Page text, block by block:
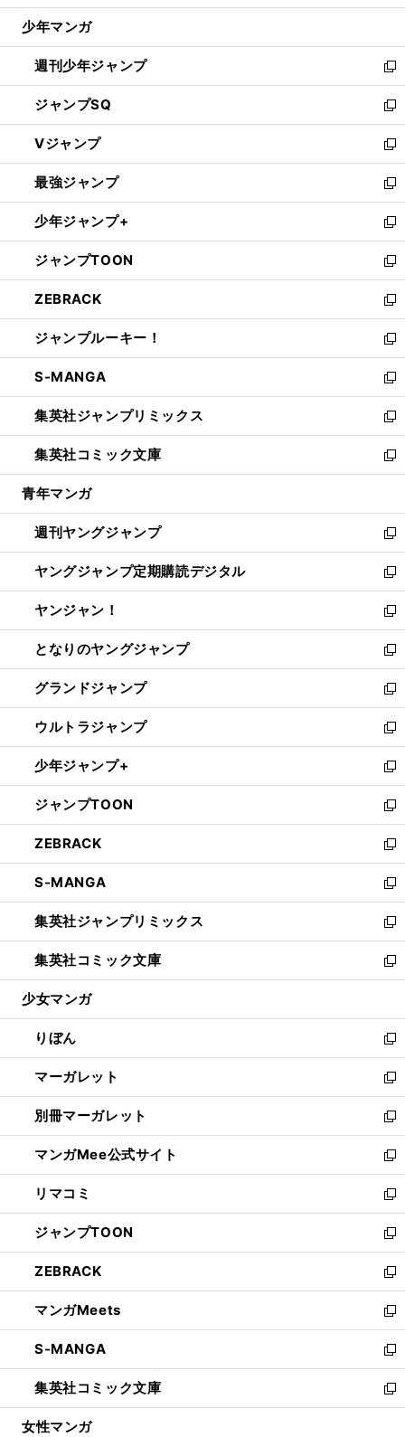
ウ
開
く
少年マンガ
週刊少年ジャンプ
新
し
い
ウ
ィ
ン
ド
ウ
で
開
く
ジャンプSQ
新
し
い
ウ
ィ
ン
ド
ウ
で
開
く
Vジャンプ
新
し
い
ウ
ィ
ン
ド
ウ
で
開
く
最強ジャンプ
新
し
い
ウ
ィ
ン
ド
ウ
で
開
く
少年ジャンプ+
新
し
い
ウ
ィ
ン
ド
ウ
で
開
く
ジャンプTOON
新
し
い
ウ
ィ
ン
ド
ウ
で
開
く
ZEBRACK
新
し
い
ウ
ィ
ン
ド
ウ
で
開
ジャンプルーキー！
新
し
い
ウ
ィ
ン
ド
ウ
開
く
S-MANGA
新
し
い
ウ
ィ
ン
ウ
で
開
く
集英社ジャンプリミックス
新
し
い
ウ
ン
ド
ウ
で
開
く
集英社コミック文庫
新
し
ウ
ィ
ン
ド
ウ
で
開
く
青年マンガ
週刊ヤングジャンプ
新
し
い
ウ
ィ
ン
ド
ウ
で
開
く
ヤングジャンプ定期購読デジタル
新
し
い
ウ
ィ
ン
ド
ウ
で
開
く
ヤンジャン！
新
し
い
ウ
ィ
ン
ド
ウ
で
開
く
となりのヤングジャンプ
新
し
い
ウ
ィ
ン
ド
ウ
で
開
く
グランドジャンプ
新
し
い
ウ
ィ
ン
ド
ウ
で
開
く
ウルトラジャンプ
新
し
い
ウ
ィ
ン
ド
ウ
で
開
く
少年ジャンプ+
新
し
い
ウ
ィ
ン
ド
ウ
で
開
く
ジャンプTOON
新
し
い
ウ
ィ
ン
ド
ウ
で
開
ZEBRACK
新
し
い
ウ
ィ
ン
ド
ウ
開
く
S-MANGA
新
し
い
ウ
ィ
ン
ウ
で
開
く
集英社ジャンプリミックス
新
し
い
ウ
ン
ド
ウ
で
開
く
集英社コミック文庫
新
し
ウ
ィ
ン
ド
ウ
で
開
く
少女マンガ
りぼん
新
し
い
ウ
ィ
ン
ド
ウ
で
開
く
マーガレット
新
し
い
ウ
ィ
ン
ド
ウ
で
開
く
別冊マーガレット
新
し
い
ウ
ィ
ン
ド
ウ
で
開
く
マンガMee公式サイト
新
し
い
ウ
ィ
ン
ド
ウ
で
開
く
リマコミ
新
し
い
ウ
ィ
ン
ド
ウ
で
開
く
ジャンプTOON
新
し
い
ウ
ィ
ン
ド
ウ
で
開
ZEBRACK
新
し
い
ウ
ィ
ン
ド
ウ
マンガMeets
新
し
い
ウ
ィ
ン
S-MANGA
新
し
い
ウ
集英社コミック文庫
新
し
女性マンガ